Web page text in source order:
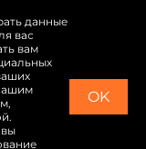
сайта
данные
вас
вам
OK